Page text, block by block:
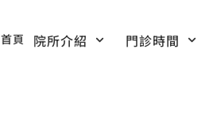
首頁 院所介紹 門診時間